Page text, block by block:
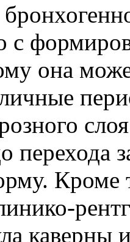
с
она
перехода
Кроме
каверны